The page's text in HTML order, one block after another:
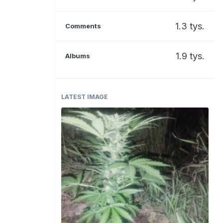
Comments 1.3 tys.
Albums 1.9 tys.
LATEST IMAGE